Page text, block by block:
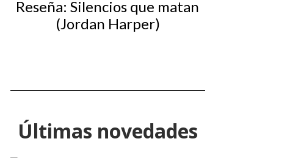
Reseña: Silencios que matan
(Jordan Harper)
Últimas novedades